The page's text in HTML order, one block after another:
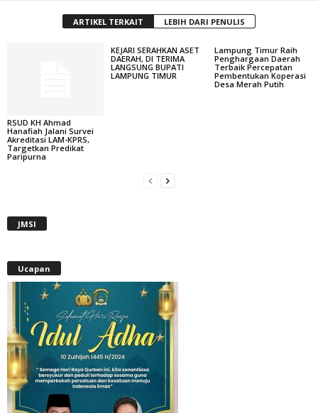
ARTIKEL TERKAIT LEBIH DARI PENULIS
RSUD KH Ahmad
Hanafiah Jalani Survei
Akreditasi LAM-KPRS,
Targetkan Predikat
Paripurna
KEJARI SERAHKAN ASET
DAERAH, DI TERIMA
LANGSUNG BUPATI
LAMPUNG TIMUR
Lampung Timur Raih
Penghargaan Daerah
Terbaik Percepatan
Pembentukan Koperasi
Desa Merah Putih
JMSI
Ucapan